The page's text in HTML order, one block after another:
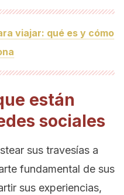
viajar: qué es y cómo
están
sociales
sus travesías a
fundamental de sus
sus experiencias,